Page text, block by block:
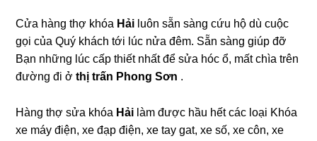
Cửa hàng thợ khóa Hải luôn sẵn sàng cứu hộ dù cuộc
gọi của Quý khách tới lúc nửa đêm. Sẵn sàng giúp đỡ
Bạn những lúc cấp thiết nhất để sửa hóc ổ, mất chìa trên
đường đi ởthị trấn Phong Sơn .
Hàng thợ sửa khóa Hải làm được hầu hết các loại Khóa
xe máy điện, xe đạp điện, xe tay gat, xe số, xe côn, xe